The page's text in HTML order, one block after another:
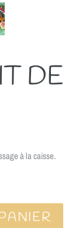
DE
à la caisse.